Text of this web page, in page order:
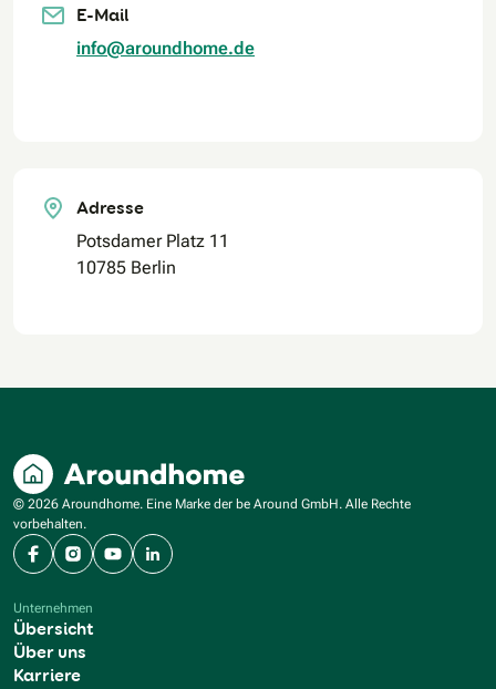
E-Mail
info@aroundhome.de
Adresse
Potsdamer Platz 11
10785 Berlin
© 2026 Aroundhome. Eine Marke der be Around GmbH. Alle Rechte
vorbehalten.
FacebookInstagram
YouTubeLinkedIn
Unternehmen
Übersicht
Über uns
Karriere